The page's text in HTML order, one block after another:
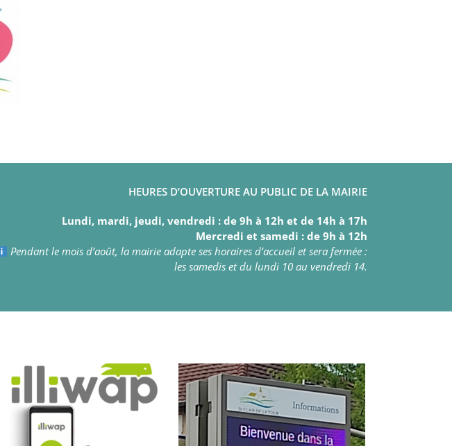
HEURES D’OUVERTURE AU PUBLIC DE LA MAIRIE
Lundi, mardi, jeudi, vendredi : de 9h à 12h et de 14h à 17h
Mercredi et samedi : de 9h à 12h
Pendant le mois d’août, la mairie adapte ses horaires d’accueil et sera fermée :
les samedis et du lundi 10 au vendredi 14.